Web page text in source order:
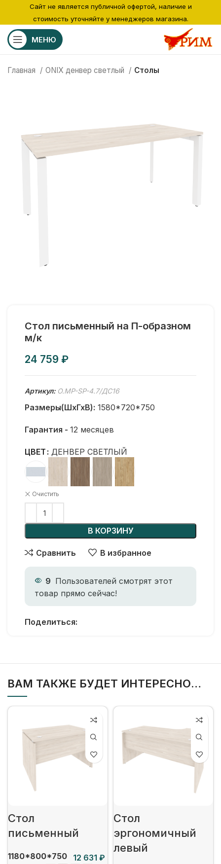
МЕНЮ
Главная ONIX денвер светлый Столы
Стол письменный на П-образном
м/к
₽
Артикул: O.MP-SP-4.7/ДС16
Размеры(ШхГхВ): 1580*720*750
Гарантия - 12 месяцев
ЦВЕТ ДЕНВЕР СВЕТЛЫЙ
Очистить
В КОРЗИНУ
Сравнить В избранное
9 Пользователей смотрят этот
товар прямо сейчас!
Поделиться:
ВАМ ТАКЖЕ БУДЕТ ИНТЕРЕСНО…
Стол
письменный
1180*800*750
₽
Стол
эргономичный
левый
Сайт не является публичной офертой, наличие и
стоимость уточняйте у менеджеров магазина.